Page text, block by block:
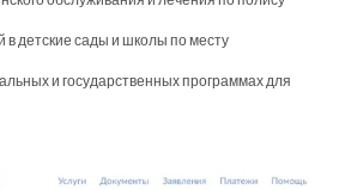
детские сады и школы по месту
и государственных программах для